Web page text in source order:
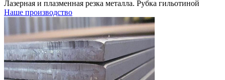
Лазерная и плазменная резка металла. Рубка гильотиной
Наше производство